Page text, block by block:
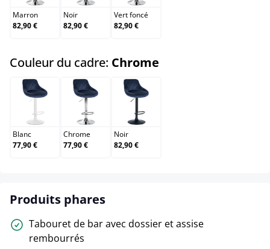
Marron
82,90 €
Noir
82,90 €
Vert foncé
82,90 €
Couleur du cadre: Chrome
Blanc
Blanc
77,90 €
Chrome
Chrome
77,90 €
Noir
Noir
82,90 €
Produits phares
Tabouret de bar avec dossier et assise
rembourrés